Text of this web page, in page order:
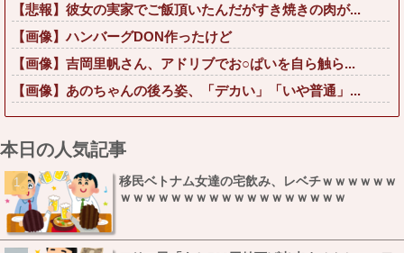
【悲報】彼女の実家でご飯頂いたんだがすき焼きの肉が...
【画像】ハンバーグDON作ったけど
【画像】吉岡里帆さん、アドリブでお○ぱいを自ら触ら...
【画像】あのちゃんの後ろ姿、「デカい」「いや普通」...
本日の人気記事
移民ベトナム女達の宅飲み、レベチｗｗｗｗｗｗ
ｗｗｗｗｗｗｗｗｗｗｗｗｗｗｗｗｗｗ